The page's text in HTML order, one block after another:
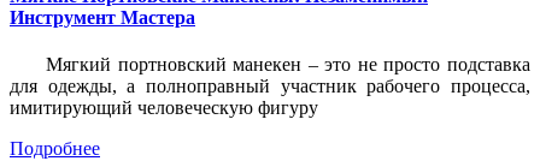
Инструмент Мастера
Мягкий портновский манекен – это не просто подставка
для одежды, а полноправный участник рабочего процесса,
имитирующий человеческую фигуру
Подробнее